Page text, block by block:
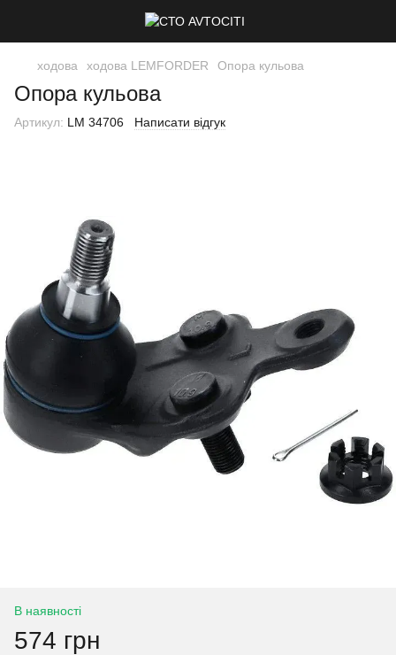
ходова ходова LEMFORDER Опора кульова
Опора кульова
Артикул: LM 34706 Написати відгук
В наявності
574 грн